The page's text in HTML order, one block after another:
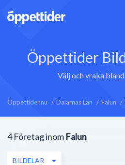
Öppettider
Välj och vraka
Öppettider.nu Dalarnas Län Falun
4 Företag inom Falun
BILDELAR